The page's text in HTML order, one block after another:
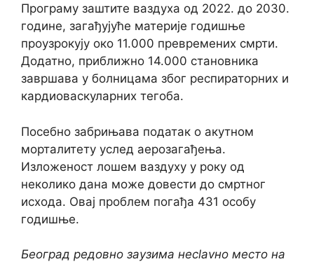
Програму заштите ваздуха од 2022. до 2030.
године, загађујуће материје годишње
проузрокују око 11.000 превремених смрти.
Додатно, приближно 14.000 становника
завршава у болницама због респираторних и
кардиоваскуларних тегоба.
Посебно забрињава податак о акутном
морталитету услед аерозагађења.
Изложеност лошем ваздуху у року од
неколико дана може довести до смртног
исхода. Овај проблем погађа 431 особу
годишње.
Београд редовно заузима несlavно место на